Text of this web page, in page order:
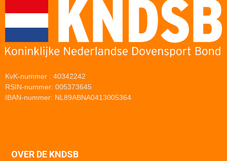
KvK-nummer : 40342242
RSIN-nummer: 005373645
IBAN-nummer: NL89ABNA0413005364
OVER DE KNDSB